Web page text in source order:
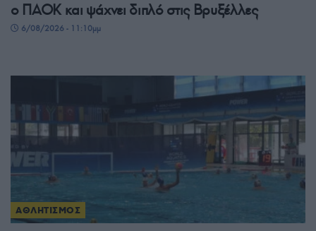
ο ΠΑΟΚ και ψάχνει διπλό στις Βρυξέλλες
6/08/2026 - 11:10μμ
ΑΘΛΗΤΙΣΜΟΣ